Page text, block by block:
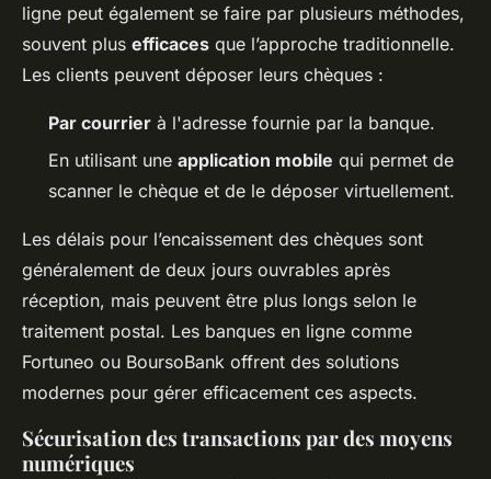
ligne peut également se faire par plusieurs méthodes,
souvent plus efficaces que l’approche traditionnelle.
Les clients peuvent déposer leurs chèques :
Par courrier à l'adresse fournie par la banque.
En utilisant une application mobile qui permet de
scanner le chèque et de le déposer virtuellement.
Les délais pour l’encaissement des chèques sont
généralement de deux jours ouvrables après
réception, mais peuvent être plus longs selon le
traitement postal. Les banques en ligne comme
Fortuneo ou BoursoBank offrent des solutions
modernes pour gérer efficacement ces aspects.
Sécurisation des transactions par des moyens
numériques